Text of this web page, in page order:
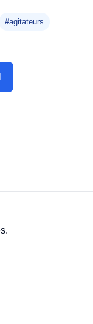
#agitateurs